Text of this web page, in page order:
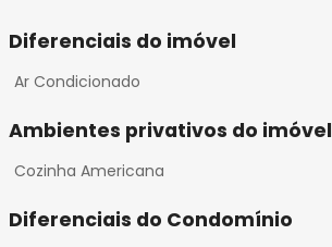
Diferenciais do imóvel
Ar Condicionado
Ambientes privativos do imóvel
Cozinha Americana
Diferenciais do Condomínio